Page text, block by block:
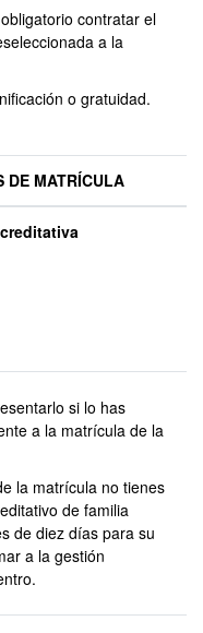
contratar el
a la
o gratuidad.
DE MATRÍCULA
si lo has
a la matrícula de la
la matrícula no tienes
de familia
de diez días para su
a la gestión